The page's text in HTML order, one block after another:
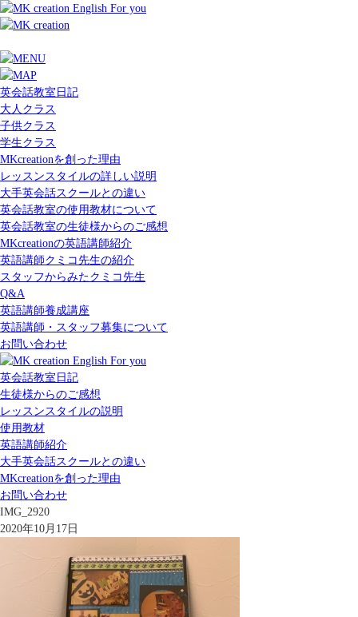
英会話教室日記
大人クラス
子供クラス
学生クラス
MKcreationを創った理由
レッスンスタイルの詳しい説明
大手英会話スクールとの違い
英会話教室の使用教材について
英会話教室の生徒様からのご感想
MKcreationの英語講師紹介
英語講師クミコ先生の紹介
スタッフからみたクミコ先生
Q&A
英語講師養成講座
英語講師・スタッフ募集について
お問い合わせ
英会話教室日記
生徒様からのご感想
レッスンスタイルの説明
使用教材
英語講師紹介
大手英会話スクールとの違い
MKcreationを創った理由
お問い合わせ
IMG_2920
2020年10月17日